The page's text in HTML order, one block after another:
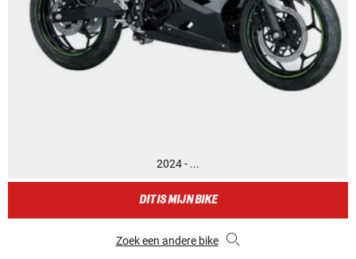
2024 - ...
DIT IS MIJN BIKE
Zoek een andere bike